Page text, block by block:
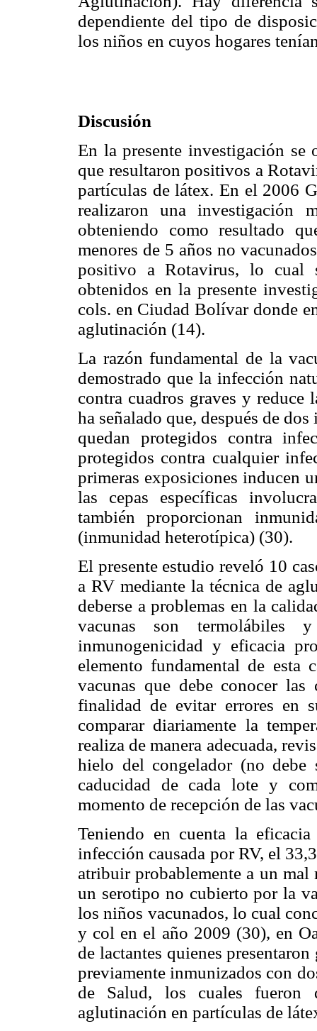
dependiente del tipo de
los niños en cuyos hogares
Discusión
En la presente investigación
que resultaron positivos a
partículas de látex. En el 2006
realizaron una investigación
obteniendo como resultado
menores de 5 años no
positivo a Rotavirus, lo cual
obtenidos en la presente
cols. en Ciudad Bolívar donde
aglutinación (14).
La razón fundamental de la
demostrado que la infección
contra cuadros graves y reduce
ha señalado que, después de
quedan protegidos contra
protegidos contra cualquier
primeras exposiciones inducen
las cepas específicas
también proporcionan
(inmunidad heterotípica) (30).
El presente estudio reveló 10
a RV mediante la técnica de
deberse a problemas en la
vacunas son
inmunogenicidad y eficacia
elemento fundamental de esta
vacunas que debe conocer las
finalidad de evitar errores en
comparar diariamente la
realiza de manera adecuada,
hielo del congelador (no debe
caducidad de cada lote y
momento de recepción de las
Teniendo en cuenta la
infección causada por RV, el
atribuir probablemente a un
un serotipo no cubierto por la
los niños vacunados, lo cual
y col en el año 2009 (30), en
de lactantes quienes
previamente inmunizados con
de Salud, los cuales fueron
aglutinación en partículas de